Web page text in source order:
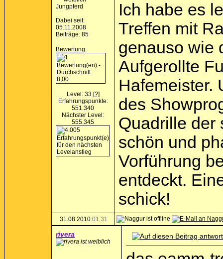
Jungpferd
Dabei seit:
05.11.2008
Beiträge: 85
Bewertung:
Level: 33 [?]
Erfahrungspunkte:
551.340
Nächster Level:
555.345
Ich habe es
Treffen mit
genauso wie
Aufgerollte
Hafemeister.
des
Quadrille der
schön und
Vorführung
entdeckt.
schick!
31.08.2010 01:31
rivera